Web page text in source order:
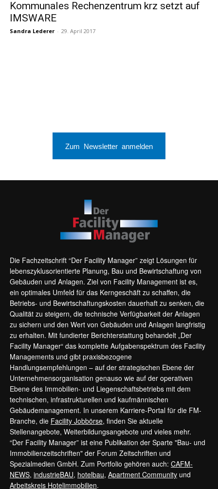
Kommunales Rechenzentrum krz setzt auf
IMSWARE
Sandra Lederer - 29. April 2017
Zum Newsletter anmelden
Die Fachzeitschrift “Der Facility Manager” zeigt Lösungen für
lebenszyklusorientierte Planung, Bau und Bewirtschaftung von
Gebäuden und Anlagen. Ziel von Facility Management ist es,
ein optimales Umfeld für das Kerngeschäft zu schaffen, die
Betriebs- und Bewirtschaftungskosten dauerhaft zu senken, die
Qualität zu steigern, die technische Verfügbarkeit der Anlagen
zu sichern und den Wert von Gebäuden und Anlagen langfristig
zu erhalten. Mit fundierter Berichterstattung behandelt „Der
Facility Manager“ das komplette Aufgabenspektrum des Facility
Managements und gibt praxisbezogene
Handlungsempfehlungen – auf der strategischen Ebene der
Unternehmensorganisation genauso wie auf der operativen
Ebene des Immobilien- und Liegenschaftsbetriebs mit dem
technischen, infrastrukturellen und kaufmännischen
Gebäudemanagement. In unserem Karriere-Portal für die FM-
Branche, die Facility Jobbörse, finden Sie aktuelle
Stellenangebote, Weiterbildungsangebote und vieles mehr.
“Der Facility Manager” ist eine Publikation der Sparte "Bau- und
Immobilienzeitschriften" der Forum Zeitschriften und
Spezialmedien GmbH. Zum Portfolio gehören auch: CAFM-
NEWS, industrieBAU, hotelbau, Apartment Community und
Arbeitskreis Hotelimmobilien.